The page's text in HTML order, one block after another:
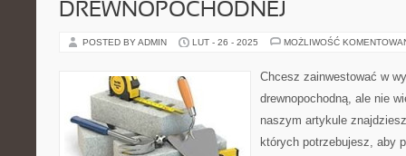
DREWNOPOCHODNEJ
POSTED BY ADMIN LUT - 26 - 2025 MOŻLIWOŚĆ
Chcesz zainwestować w
drewnopochodną, ale nie
naszym artykule
których potrzebujesz, aby